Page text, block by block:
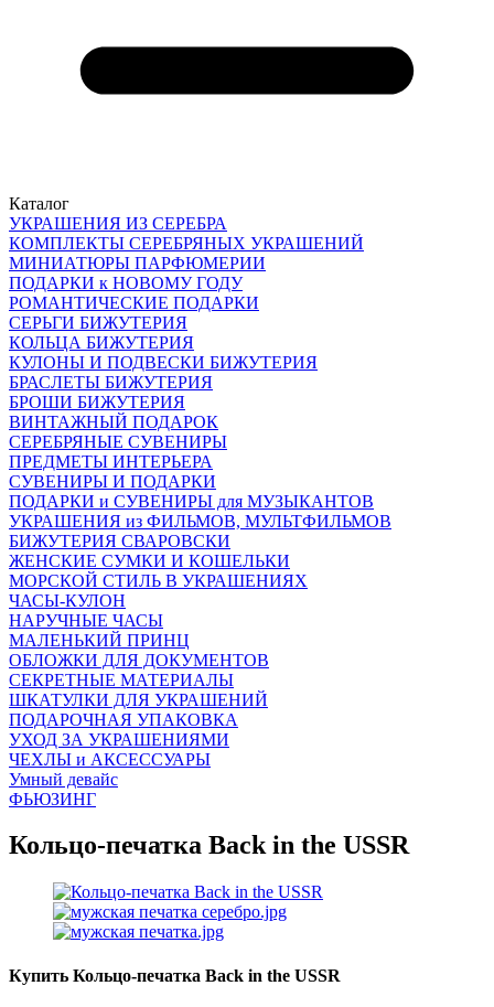
Каталог
УКРАШЕНИЯ ИЗ СЕРЕБРА
КОМПЛЕКТЫ СЕРЕБРЯНЫХ УКРАШЕНИЙ
МИНИАТЮРЫ ПАРФЮМЕРИИ
ПОДАРКИ к НОВОМУ ГОДУ
РОМАНТИЧЕСКИЕ ПОДАРКИ
СЕРЬГИ БИЖУТЕРИЯ
КОЛЬЦА БИЖУТЕРИЯ
КУЛОНЫ И ПОДВЕСКИ БИЖУТЕРИЯ
БРАСЛЕТЫ БИЖУТЕРИЯ
БРОШИ БИЖУТЕРИЯ
ВИНТАЖНЫЙ ПОДАРОК
СЕРЕБРЯНЫЕ СУВЕНИРЫ
ПРЕДМЕТЫ ИНТЕРЬЕРА
СУВЕНИРЫ И ПОДАРКИ
ПОДАРКИ и СУВЕНИРЫ для МУЗЫКАНТОВ
УКРАШЕНИЯ из ФИЛЬМОВ, МУЛЬТФИЛЬМОВ
БИЖУТЕРИЯ СВАРОВСКИ
ЖЕНСКИЕ СУМКИ И КОШЕЛЬКИ
МОРСКОЙ СТИЛЬ В УКРАШЕНИЯХ
ЧАСЫ-КУЛОН
НАРУЧНЫЕ ЧАСЫ
МАЛЕНЬКИЙ ПРИНЦ
ОБЛОЖКИ ДЛЯ ДОКУМЕНТОВ
СЕКРЕТНЫЕ МАТЕРИАЛЫ
ШКАТУЛКИ ДЛЯ УКРАШЕНИЙ
ПОДАРОЧНАЯ УПАКОВКА
УХОД ЗА УКРАШЕНИЯМИ
ЧEХЛЫ и АКСЕССУАРЫ
Умный девайс
ФЬЮЗИНГ
Кольцо-печатка Back in the USSR
Купить Кольцо-печатка Back in the USSR